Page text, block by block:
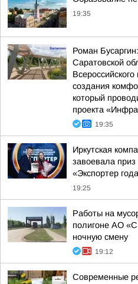
19:35
Роман
Саратовской
создания
который
проекта
19:35
Иркутская
завоевала приз
«Экспортер
19:25
Работы на
полигоне АО
ночную смену
19:12
Современные